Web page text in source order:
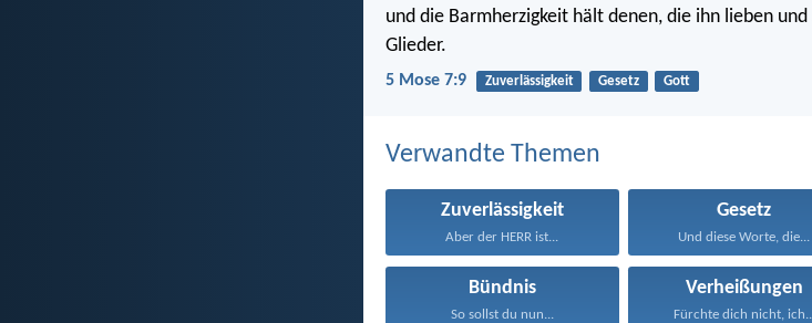
und die Barmherzigkeit hält denen, die ihn lieben
Glieder.
5 Mose 7:9 Zuverlässigkeit Gesetz Gott
Verwandte Themen
Zuverlässigkeit
Aber der HERR ist...
Gesetz
Und diese Worte, die...
Bündnis
So sollst du nun...
Verheißungen
Fürchte dich nicht, ich...